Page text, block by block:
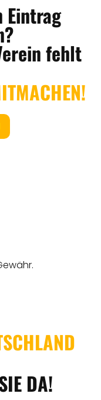
Eintrag
fehlt